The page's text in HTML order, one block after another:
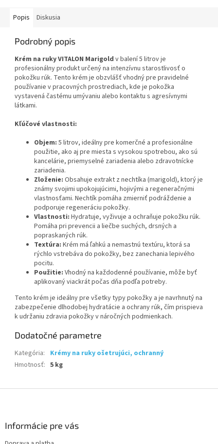
Popis Diskusia
Podrobný popis
Krém na ruky VITALON Marigold v balení 5 litrov je
profesionálny produkt určený na intenzívnu starostlivosť o
pokožku rúk. Tento krém je obzvlášť vhodný pre pravidelné
používanie v pracovných prostrediach, kde je pokožka
vystavená častému umývaniu alebo kontaktu s agresívnymi
látkami.
Kľúčové vlastnosti:
Objem: 5 litrov, ideálny pre komerčné a profesionálne
použitie, ako aj pre miesta s vysokou spotrebou, ako sú
kancelárie, priemyselné zariadenia alebo zdravotnícke
zariadenia.
Zloženie: Obsahuje extrakt z nechtíka (marigold), ktorý je
známy svojimi upokojujúcimi, hojivými a regeneračnými
vlastnosťami. Nechtík pomáha zmierniť podráždenie a
podporuje regeneráciu pokožky.
Vlastnosti: Hydratuje, vyživuje a ochraňuje pokožku rúk.
Pomáha pri prevencii a liečbe suchých, drsných a
popraskaných rúk.
Textúra: Krém má ľahkú a nemastnú textúru, ktorá sa
rýchlo vstrebáva do pokožky, bez zanechania lepivého
pocitu.
Použitie: Vhodný na každodenné používanie, môže byť
aplikovaný viackrát počas dňa podľa potreby.
Tento krém je ideálny pre všetky typy pokožky a je navrhnutý na
zabezpečenie dlhodobej hydratácie a ochrany rúk, čím prispieva
k udržaniu zdravia pokožky v náročných podmienkach.
Dodatočné parametre
Kategória:
Krémy na ruky ošetrujúci, ochranný
Hmotnosť: 5 kg
Informácie pre vás